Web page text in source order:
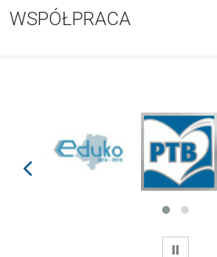
WSPÓŁPRACA
WSTRZYMAJ